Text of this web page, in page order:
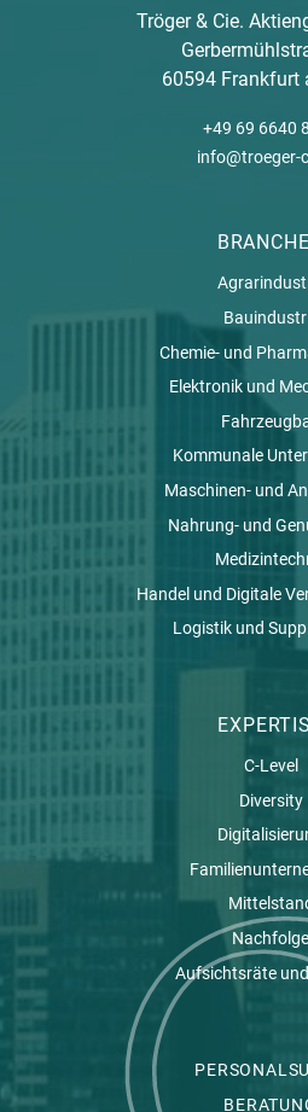
Tröger & Cie.
60594 Frankfurt
+49 69 6640
info@troeger-
Chemie- und
Elektronik und
Kommunale
Maschinen- und
Nahrung- und
Handel und Digitale
Logistik und
C-Level
Diversity
Nachfolge
Aufsichtsräte